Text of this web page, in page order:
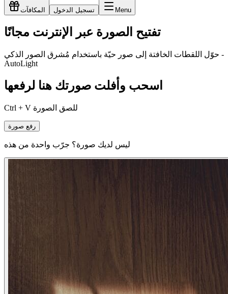
المكافآت تسجيل الدخول Menu
تفتيح الصورة عبر الإنترنت مجانًا
حوّل اللقطات الخافتة إلى صور حيّة باستخدام مُشرق الصور الذكي -
AutoLight
اسحب وأفلت صورتك هنا لرفعها
Ctrl + V للصق الصورة
رفع صورة
ليس لديك صورة؟ جرّب واحدة من هذه